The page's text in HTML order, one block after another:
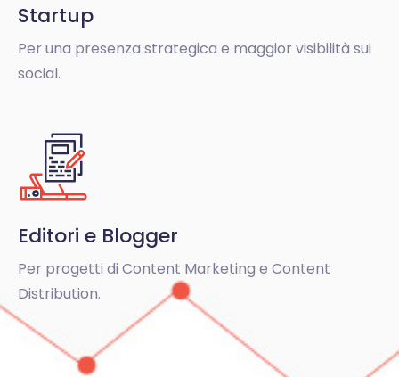
Startup
Per una presenza strategica e maggior visibilità sui
social.
Editori e Blogger
Per progetti di Content Marketing e Content
Distribution.